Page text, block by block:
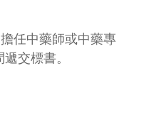
任中藥師或中藥專
交標書。